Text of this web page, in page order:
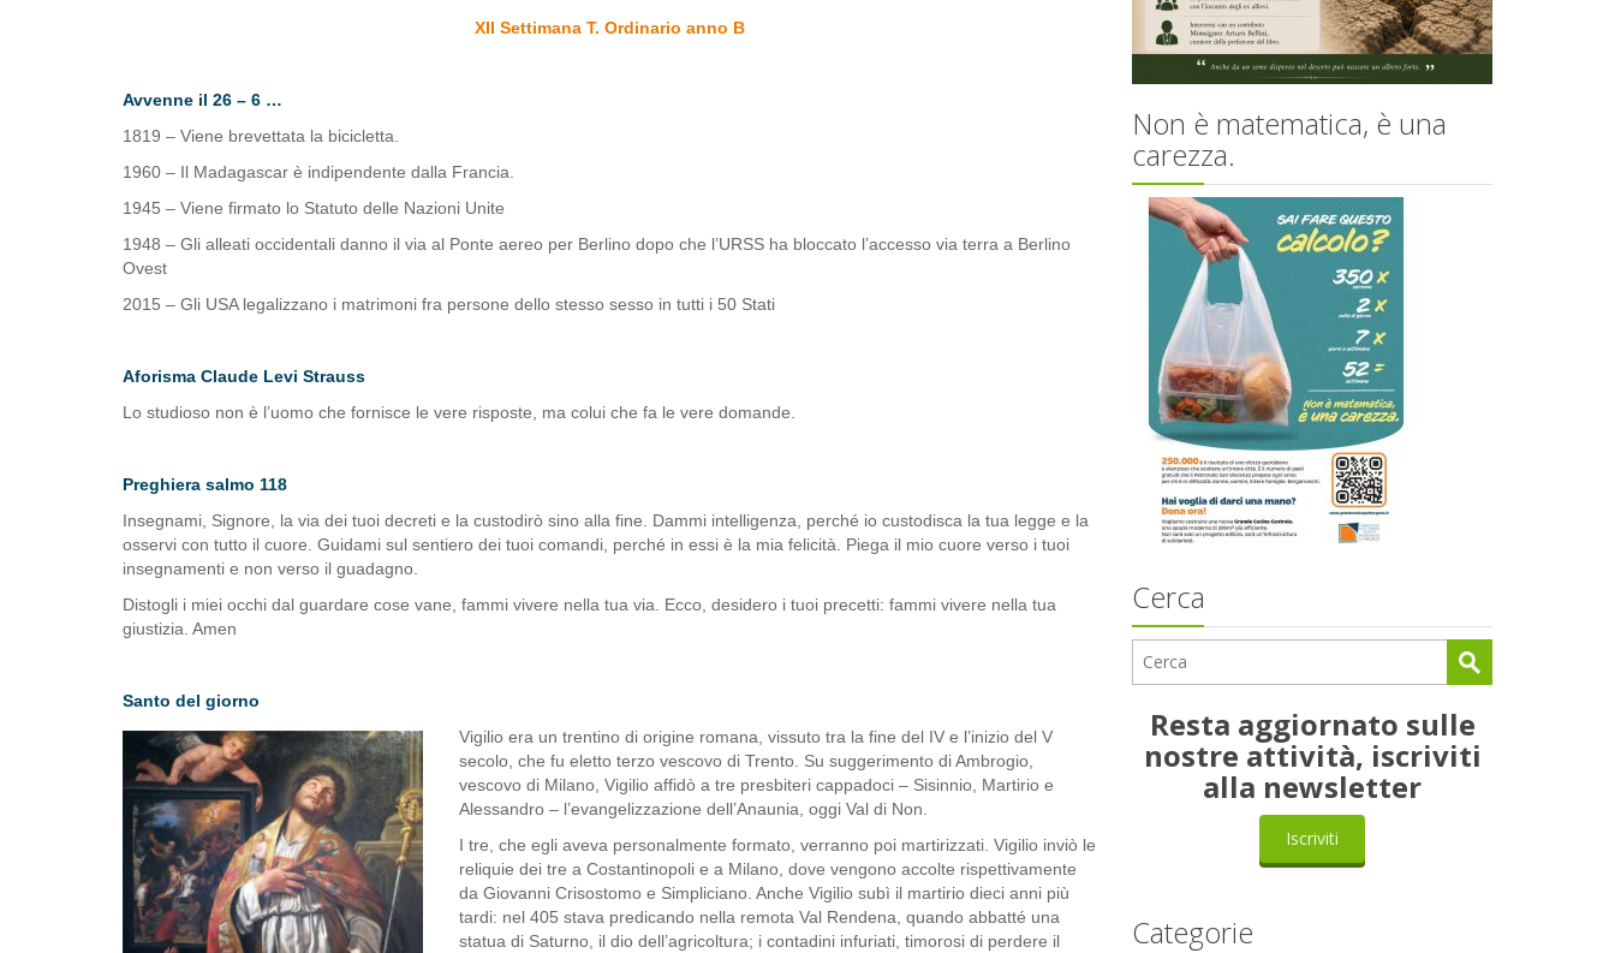
XII Settimana T. Ordinario anno B
Avvenne il 26 – 6 …
1819 – Viene brevettata la bicicletta.
1960 – Il Madagascar è indipendente dalla Francia.
1945 – Viene firmato lo Statuto delle Nazioni Unite
1948 – Gli alleati occidentali danno il via al Ponte aereo per Berlino dopo che l’URSS ha bloccato l’accesso via terra a Berlino
Ovest
2015 – Gli USA legalizzano i matrimoni fra persone dello stesso sesso in tutti i 50 Stati
Aforisma Claude Levi Strauss
Lo studioso non è l’uomo che fornisce le vere risposte, ma colui che fa le vere domande.
Preghiera salmo 118
Insegnami, Signore, la via dei tuoi decreti e la custodirò sino alla fine. Dammi intelligenza, perché io custodisca la tua legge e la
osservi con tutto il cuore. Guidami sul sentiero dei tuoi comandi, perché in essi è la mia felicità. Piega il mio cuore verso i tuoi
insegnamenti e non verso il guadagno.
Distogli i miei occhi dal guardare cose vane, fammi vivere nella tua via. Ecco, desidero i tuoi precetti: fammi vivere nella tua
giustizia. Amen
Santo del giorno
Vigilio era un trentino di origine romana, vissuto tra la fine del IV e l’inizio del V
secolo, che fu eletto terzo vescovo di Trento. Su suggerimento di Ambrogio,
vescovo di Milano, Vigilio affidò a tre presbiteri cappadoci – Sisinnio, Martirio e
Alessandro – l’evangelizzazione dell’Anaunia, oggi Val di Non.
I tre, che egli aveva personalmente formato, verranno poi martirizzati. Vigilio inviò le
reliquie dei tre a Costantinopoli e a Milano, dove vengono accolte rispettivamente
da Giovanni Crisostomo e Simpliciano. Anche Vigilio subì il martirio dieci anni più
tardi: nel 405 stava predicando nella remota Val Rendena, quando abbatté una
statua di Saturno, il dio dell’agricoltura; i contadini infuriati, timorosi di perdere il
Non è matematica, è una
carezza.
Cerca
Resta aggiornato sulle
nostre attività, iscriviti
alla newsletter
Iscriviti
Categorie